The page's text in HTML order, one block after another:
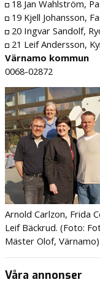
18 Jan Wahlström,
19 Kjell Johansson,
20 Ingvar Sandolf,
21 Leif Andersson,
Värnamo kommun
0068-02872
Arnold Carlzon, Frida
Leif Bäckrud. (Foto:
Mäster Olof, Värnamo)
Våra annonser